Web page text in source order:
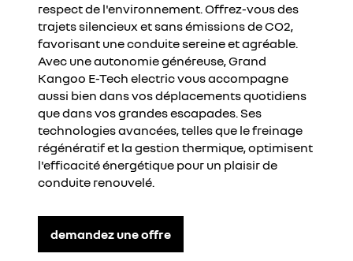
respect de l'environnement. Offrez-vous des
trajets silencieux et sans émissions de CO2,
favorisant une conduite sereine et agréable.
Avec une autonomie généreuse, Grand
Kangoo E-Tech electric vous accompagne
aussi bien dans vos déplacements quotidiens
que dans vos grandes escapades. Ses
technologies avancées, telles que le freinage
régénératif et la gestion thermique, optimisent
l'efficacité énergétique pour un plaisir de
conduite renouvelé.
demandez une offre